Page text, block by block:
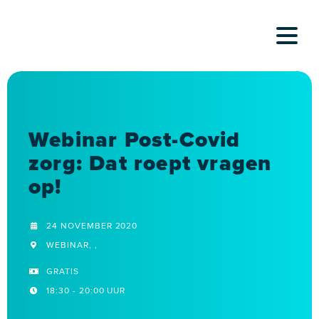
Webinar Post-Covid
zorg: Dat roept vragen
op!
24 NOVEMBER 2020
WEBINAR, ,
GRATIS
18:30 - 20:00 UUR